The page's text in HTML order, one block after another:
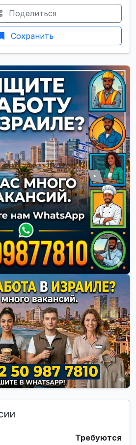
Поделиться
Сохранить
Требуются